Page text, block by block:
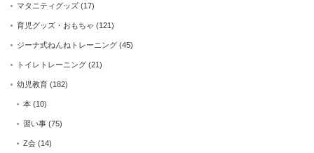
マタニティグッズ (17)
育児グッズ・おもちゃ (121)
ジーナ式ねんねトレーニング (45)
トイレトレーニング (21)
幼児教育 (182)
本 (10)
習い事 (75)
Z会 (14)